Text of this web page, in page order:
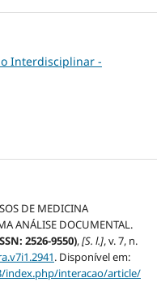
Interdisciplinar -
DE MEDICINA
ANÁLISE DOCUMENTAL.
2526-9550),[S. l.], v. 7, n.
. Disponível em:
index.php/interacao/article/